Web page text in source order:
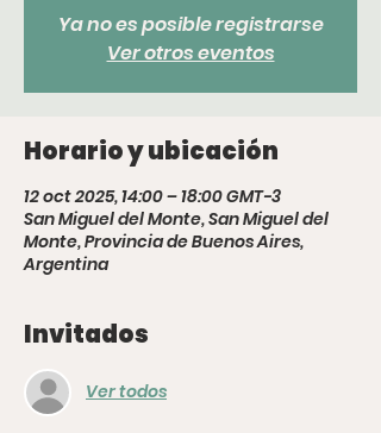
Ya no es posible registrarse
Ver otros eventos
Horario y ubicación
12 oct 2025, 14:00 – 18:00 GMT-3
San Miguel del Monte, San Miguel del
Monte, Provincia de Buenos Aires,
Argentina
Invitados
Ver todos